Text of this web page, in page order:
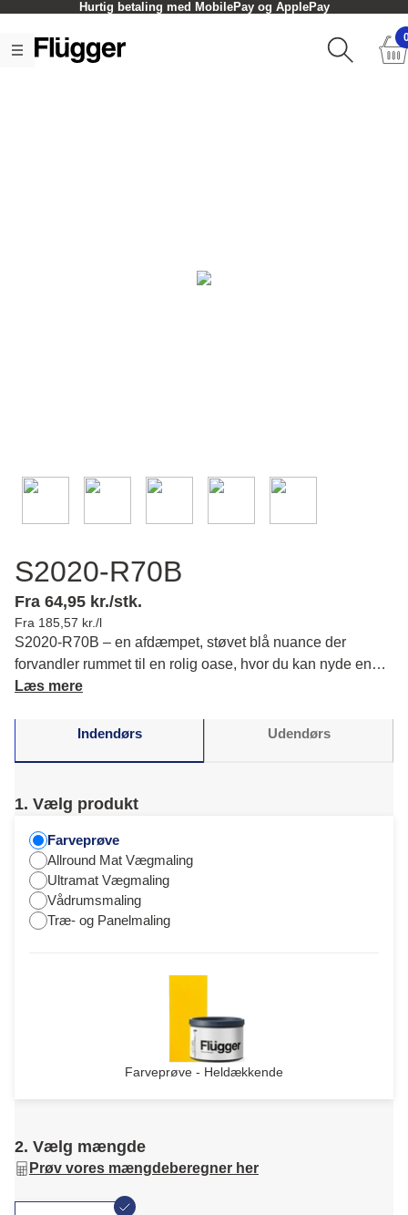
Hurtig betaling med MobilePay og ApplePay
S2020-R70B
Fra 64,95 kr./stk.
Fra 185,57 kr./l
S2020-R70B – en afdæmpet, støvet blå nuance der
forvandler rummet til en rolig oase, hvor du kan nyde en
harmonisk atmosfære med indbydende elegance. Læs
Læs mere
Indendørs Udendørs
1. Vælg produkt
Farveprøve
Allround Mat Vægmaling
Ultramat Vægmaling
Vådrumsmaling
Træ- og Panelmaling
Farveprøve - Heldækkende
2. Vælg mængde
Prøv vores mængdeberegner her